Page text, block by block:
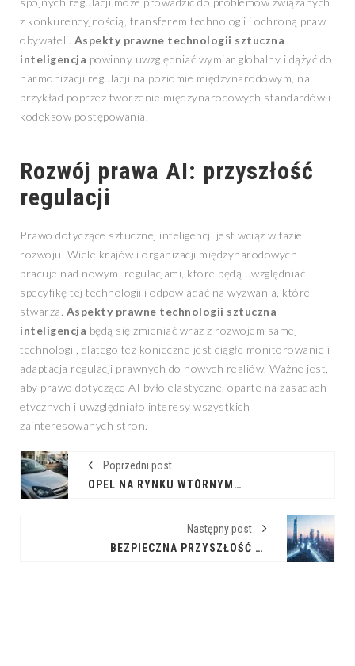
z konkurencyjnością, transferem technologii i ochroną praw
obywateli. Aspekty prawne technologii sztuczna
inteligencja powinny uwzględniać wymiar globalny i dążyć do
harmonizacji regulacji na poziomie międzynarodowym, na
przykład poprzez tworzenie międzynarodowych standardów i
kodeksów postępowania.
Rozwój prawa AI: przyszłość
regulacji
Prawo dotyczące sztucznej inteligencji jest wciąż w fazie
rozwoju. Wiele krajów i organizacji międzynarodowych
pracuje nad nowymi regulacjami, które będą uwzględniać
specyfikę tej technologii i odpowiadać na wyzwania, które
stwarza. Aspekty prawne technologii sztuczna
inteligencja będą się zmieniać wraz z rozwojem samej
technologii, dlatego też konieczne jest ciągłe monitorowanie i
adaptacja regulacji prawnych do nowych realiów. Ważne jest,
aby prawo dotyczące AI było elastyczne, oparte na zasadach
etycznych i uwzględniało interesy wszystkich
zainteresowanych stron.
Poprzedni post
OPEL NA RYNKU WTÓRNYM: PRZEGLĄD AKTUALNOŚCI Z KOMISÓW
Następny post
BEZPIECZNA PRZYSZŁOŚĆ ALGORYTMÓW: WYZWANIA I MOŻLIWOŚCI W DZIEDZINIE UCZENIA MASZYNOWEGO